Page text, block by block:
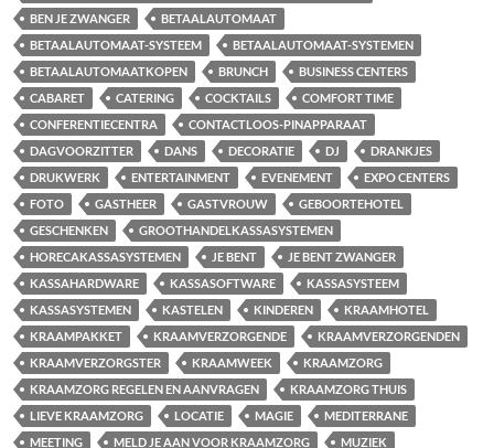
BEN JE ZWANGER
BETAALAUTOMAAT
BETAALAUTOMAAT-SYSTEEM
BETAALAUTOMAAT-SYSTEMEN
BETAALAUTOMAATKOPEN
BRUNCH
BUSINESS CENTERS
CABARET
CATERING COCKTAILS
COMFORT TIME
CONFERENTIECENTRA
CONTACTLOOS-PINAPPARAAT
DAGVOORZITTER
DANS DECORATIE DJ
DRANKJES
DRUKWERK
ENTERTAINMENT EVENEMENT
EXPO CENTERS
FOTO
GASTHEER GASTVROUW
GEBOORTEHOTEL
GESCHENKEN
GROOTHANDELKASSASYSTEMEN
HORECAKASSASYSTEMEN
JE BENT
JE BENT ZWANGER
KASSAHARDWARE
KASSASOFTWARE
KASSASYSTEEM
KASSASYSTEMEN
KASTELEN KINDEREN
KRAAMHOTEL
KRAAMPAKKET
KRAAMVERZORGENDE
KRAAMVERZORGENDEN
KRAAMVERZORGSTER
KRAAMWEEK
KRAAMZORG
KRAAMZORG REGELEN EN AANVRAGEN
KRAAMZORG THUIS
LIEVE KRAAMZORG
LOCATIE MAGIE
MEDITERRANE
MEETING
MELD JE AAN VOOR KRAAMZORG MUZIEK